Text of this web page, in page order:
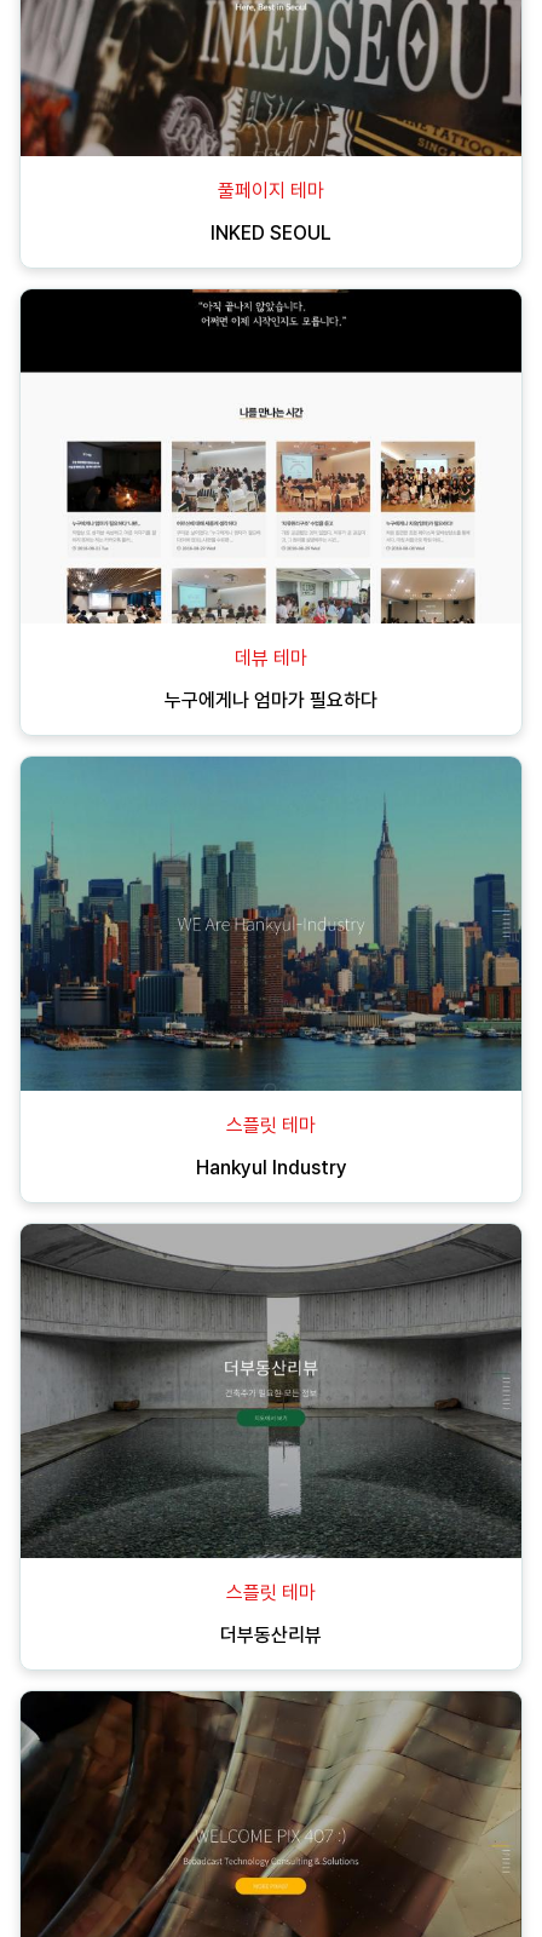
풀페이지 테마
INKED SEOUL
데뷰 테마
누구에게나 엄마가 필요하다
스플릿 테마
Hankyul Industry
스플릿 테마
더부동산리뷰